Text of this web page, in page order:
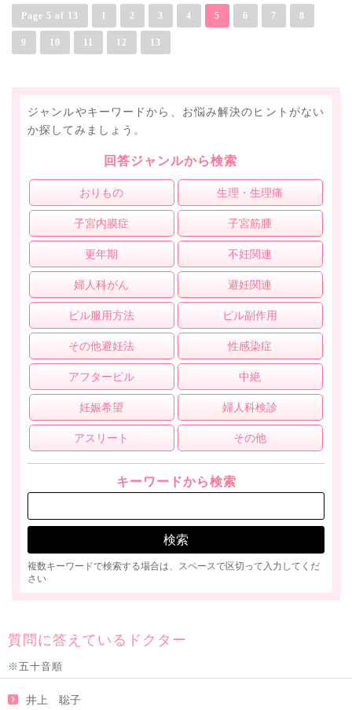
Page 5 of 13 1 2 3 4 5 6 7 8
9 10 11 12 13
ジャンルやキーワードから、お悩み解決のヒントがない
か探してみましょう。
回答ジャンルから検索
おりもの 生理・生理痛
子宮内膜症 子宮筋腫
更年期 不妊関連
婦人科がん 避妊関連
ピル服用方法 ピル副作用
その他避妊法 性感染症
アフターピル 中絶
妊娠希望 婦人科検診
アスリート その他
キーワードから検索
複数キーワードで検索する場合は、スペースで区切って入力してくだ
さい
質問に答えているドクター
※五十音順
井上 聡子